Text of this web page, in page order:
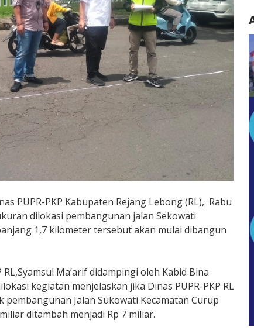
PUPR-PKP Kabupaten Rejang Lebong (RL), Rabu
dilokasi pembangunan jalan Sekowati
1,7 kilometer tersebut akan mulai dibangun
Ma’arif didampingi oleh Kabid Bina
kegiatan menjelaskan jika Dinas PUPR-PKP RL
Jalan Sukowati Kecamatan Curup
ditambah menjadi Rp 7 miliar.